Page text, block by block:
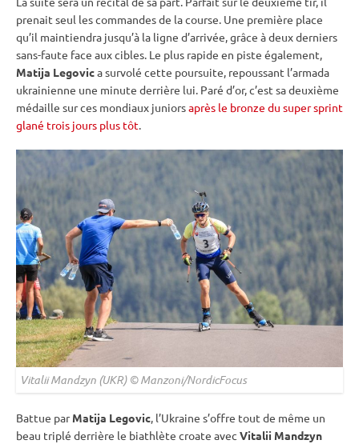
prenait seul les commandes de la course. Une première place
qu’il maintiendra jusqu’à la ligne d’arrivée, grâce à deux derniers
sans-faute face aux cibles. Le plus rapide en piste également,
Matija Legovica survolé cette poursuite, repoussant l’armada
ukrainienne une minute derrière lui. Paré d’or, c’est sa deuxième
médaille sur ces mondiaux juniorsaprès le bronze du super sprint
glané trois jours plus tôt.
Vitalii Mandzyn (UKR) © Manzoni/NordicFocus
Battue parMatija Legovic, l’Ukraine s’offre tout de même un
beau triplé derrière le biathlète croate avec Vitalii Mandzyn